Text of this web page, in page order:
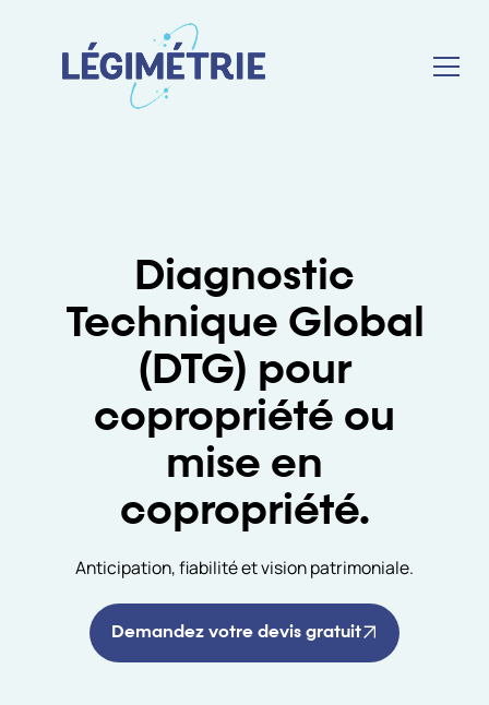
Diagnostic
Technique Global
(DTG) pour
copropriété ou
mise en
copropriété.
Anticipation, fiabilité et vision patrimoniale.
Demandez votre devis gratuit